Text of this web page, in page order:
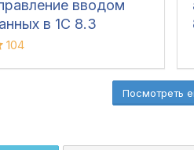
вводом
в 1С 8.3
104
Посмотреть